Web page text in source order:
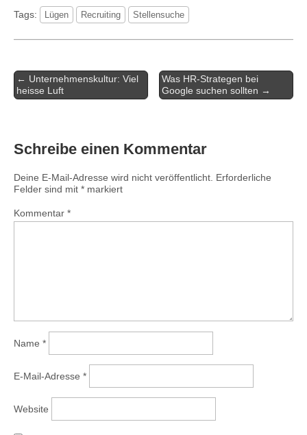
Tags: Lügen Recruiting Stellensuche
Artikel-
Navigation
← Unternehmenskultur: Viel
heisse Luft
Was HR-Strategen bei
Google suchen sollten →
Schreibe einen Kommentar
Deine E-Mail-Adresse wird nicht veröffentlicht. Erforderliche
Felder sind mit * markiert
Kommentar *
Name *
E-Mail-Adresse *
Website